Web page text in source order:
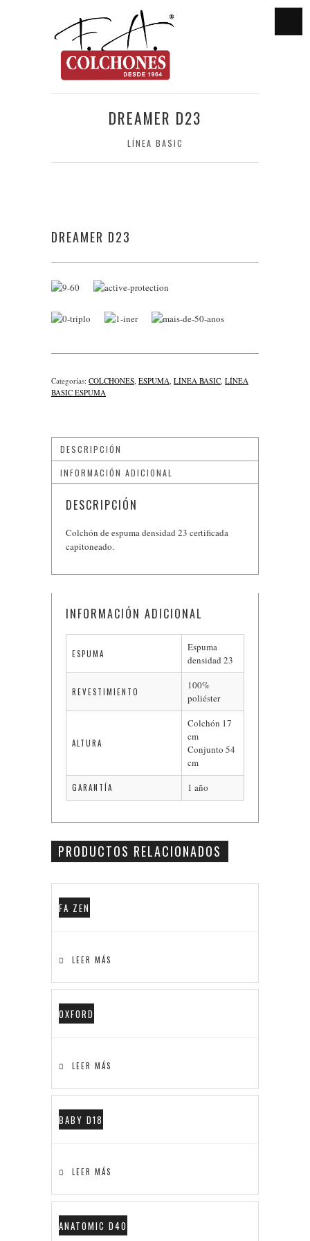
DREAMER D23
LÍNEA BASIC
DREAMER D23
Categorías: COLCHONES, ESPUMA, LÍNEA BASIC, LÍNEA
BASIC ESPUMA
DESCRIPCIÓN
INFORMACIÓN ADICIONAL
DESCRIPCIÓN
Colchón de espuma densidad 23 certificada
capitoneado.
INFORMACIÓN ADICIONAL
ESPUMA
Espuma
densidad 23
REVESTIMIENTO
100%
poliéster
ALTURA
Colchón 17
cm
Conjunto 54
cm
GARANTÍA 1 año
PRODUCTOS RELACIONADOS
FA ZEN
LEER MÁS
OXFORD
LEER MÁS
BABY D18
LEER MÁS
ANATOMIC D40